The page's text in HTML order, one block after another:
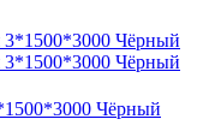
Чёрный